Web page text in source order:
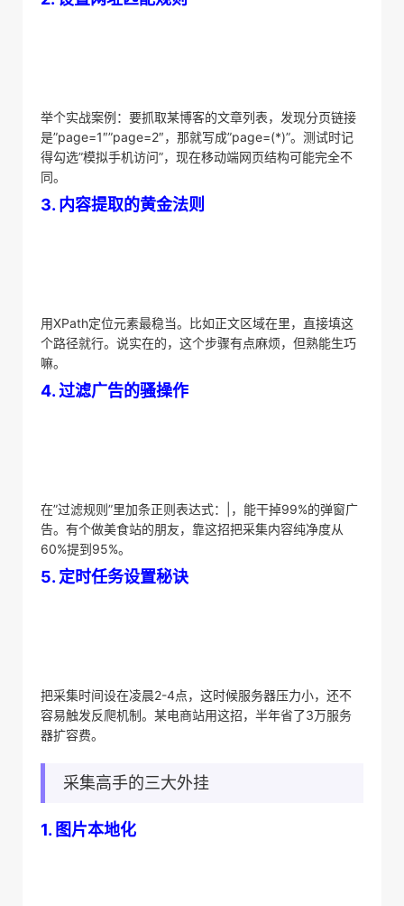
举个实战案例：要抓取某博客的文章列表，发现分页链接
是”page=1″”page=2″，那就写成”page=(*)”。测试时记
得勾选”模拟手机访问”，现在移动端网页结构可能完全不
同。
​3. 内容提取的黄金法则​
用XPath定位元素最稳当。比如正文区域在里，直接填这
个路径就行。说实在的，这个步骤有点麻烦，但熟能生巧
嘛。
​4. 过滤广告的骚操作​
在”过滤规则”里加条正则表达式：
，能干掉99%的弹窗广
告。有个做美食站的朋友，靠这招把采集内容纯净度从
60%提到95%。
​5. 定时任务设置秘诀​
把采集时间设在凌晨2-4点，这时候服务器压力小，还不
容易触发反爬机制。某电商站用这招，半年省了3万服务
器扩容费。
采集高手的三大外挂
​1. 图片本地化​